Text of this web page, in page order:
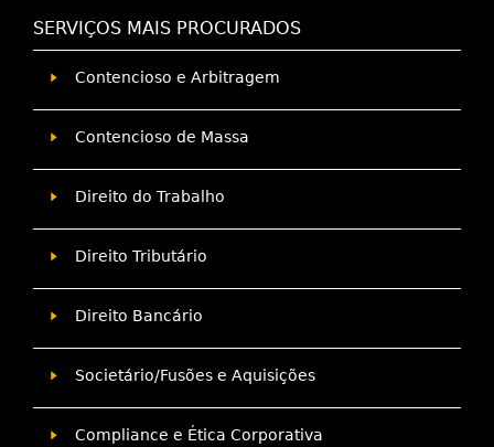
SERVIÇOS MAIS PROCURADOS
Contencioso e Arbitragem
Contencioso de Massa
Direito do Trabalho
Direito Tributário
Direito Bancário
Societário/Fusões e Aquisições
Compliance e Ética Corporativa